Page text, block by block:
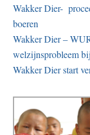
Wakker Dier-
boeren
Wakker Dier –
welzijnsprobleem
Wakker Dier start